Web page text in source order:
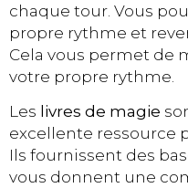
chaque tour. Vous
propre rythme et
Cela vous permet de
votre propre rythme.
Les livres de magie
excellente ressource
Ils fournissent des
vous donnent une